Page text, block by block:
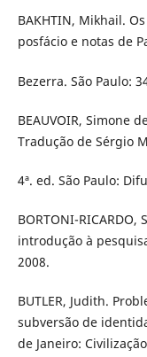
BAKHTIN, Mikhail.
posfácio e notas de
Bezerra. São Paulo:
BEAUVOIR, Simone
Tradução de Sérgio
4ª. ed. São Paulo:
BORTONI-
introdução à
2008.
BUTLER, Judith.
subversão de
de Janeiro: